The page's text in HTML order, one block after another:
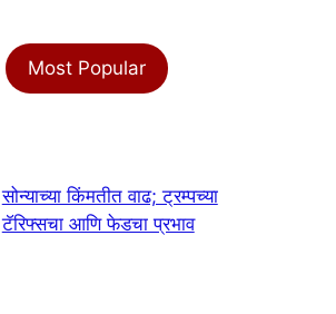
Most Popular
सोन्याच्या किंमतीत वाढ; ट्रम्पच्या
टॅरिफ्सचा आणि फेडचा प्रभाव